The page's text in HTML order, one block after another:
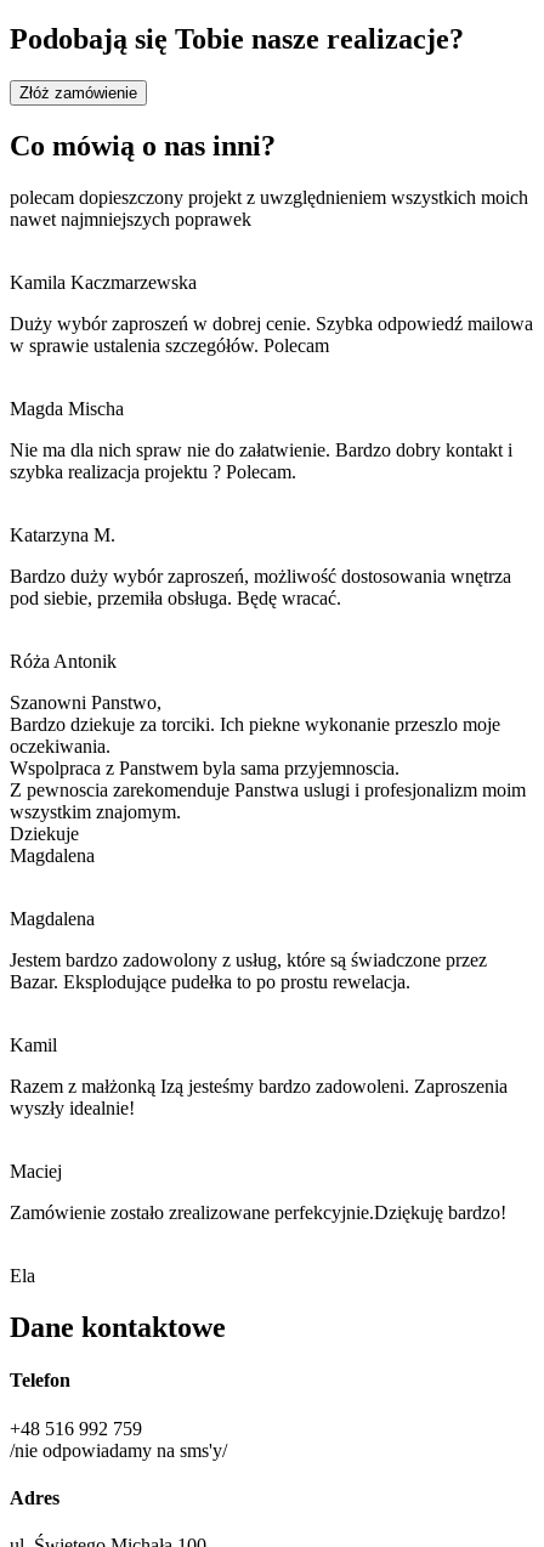
Podobają się Tobie nasze realizacje?
Złóż zamówienie
Co mówią o nas inni?
polecam dopieszczony projekt z uwzględnieniem wszystkich moich
nawet najmniejszych poprawek
Kamila Kaczmarzewska
Duży wybór zaproszeń w dobrej cenie. Szybka odpowiedź mailowa
w sprawie ustalenia szczegółów. Polecam
Magda Mischa
Nie ma dla nich spraw nie do załatwienie. Bardzo dobry kontakt i
szybka realizacja projektu ? Polecam.
Katarzyna M.
Bardzo duży wybór zaproszeń, możliwość dostosowania wnętrza
pod siebie, przemiła obsługa. Będę wracać.
Róża Antonik
Szanowni Panstwo,
Bardzo dziekuje za torciki. Ich piekne wykonanie przeszlo moje
oczekiwania.
Wspolpraca z Panstwem byla sama przyjemnoscia.
Z pewnoscia zarekomenduje Panstwa uslugi i profesjonalizm moim
wszystkim znajomym.
Dziekuje
Magdalena
Magdalena
Jestem bardzo zadowolony z usług, które są świadczone przez
Bazar. Eksplodujące pudełka to po prostu rewelacja.
Kamil
Razem z małżonką Izą jesteśmy bardzo zadowoleni. Zaproszenia
wyszły idealnie!
Maciej
Zamówienie zostało zrealizowane perfekcyjnie.Dziękuję bardzo!
Ela
Dane kontaktowe
Telefon
+48 516 992 759
/nie odpowiadamy na sms'y/
Adres